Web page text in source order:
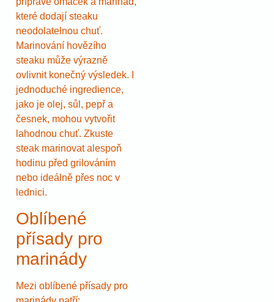
které dodají steaku
neodolatelnou chuť.
Marinování hovězího
steaku může výrazně
ovlivnit konečný výsledek. I
jednoduché ingredience,
jako je olej, sůl, pepř a
česnek, mohou vytvořit
lahodnou chuť. Zkuste
steak marinovat alespoň
hodinu před grilováním
nebo ideálně přes noc v
lednici.
Oblíbené
přísady pro
marinády
Mezi oblíbené přísady pro